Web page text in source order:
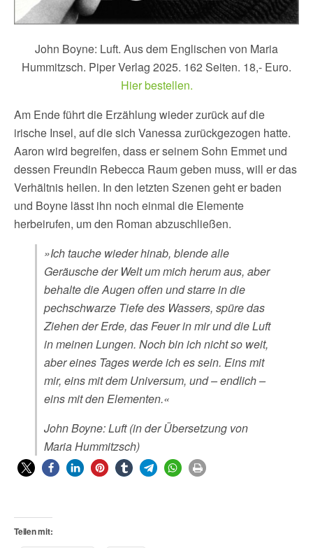
John Boyne: Luft. Aus dem Englischen von Maria
Hummitzsch. Piper Verlag 2025. 162 Seiten. 18,- Euro.
Hier bestellen.
Am Ende führt die Erzählung wieder zurück auf die
irische Insel, auf die sich Vanessa zurückgezogen hatte.
Aaron wird begreifen, dass er seinem Sohn Emmet und
dessen Freundin Rebecca Raum geben muss, will er das
Verhältnis heilen. In den letzten Szenen geht er baden
und Boyne lässt ihn noch einmal die Elemente
herbeirufen, um den Roman abzuschließen.
»Ich tauche wieder hinab, blende alle
Geräusche der Welt um mich herum aus, aber
behalte die Augen offen und starre in die
pechschwarze Tiefe des Wassers, spüre das
Ziehen der Erde, das Feuer in mir und die Luft
in meinen Lungen. Noch bin ich nicht so weit,
aber eines Tages werde ich es sein. Eins mit
mir, eins mit dem Universum, und – endlich –
eins mit den Elementen.«
John Boyne: Luft (in der Übersetzung von
Maria Hummitzsch)
Teilen mit: